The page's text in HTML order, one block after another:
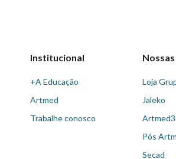
Institucional
+A Educação
Artmed
Trabalhe conosco
Loja
Jaleko
Pós
Secad